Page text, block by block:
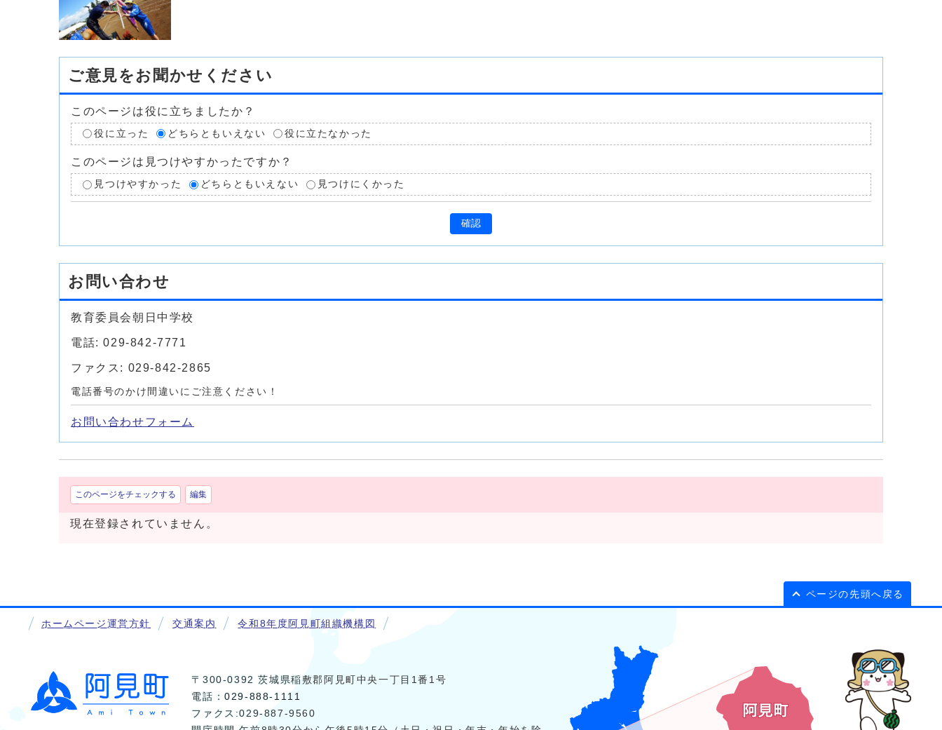
ご意見をお聞かせください
このページは役に立ちましたか？
役に立った どちらともいえない 役に立たなかった
このページは見つけやすかったですか？
見つけやすかった どちらともいえない 見つけにくかった
確認
お問い合わせ
教育委員会朝日中学校
電話: 029-842-7771
ファクス: 029-842-2865
電話番号のかけ間違いにご注意ください！
お問い合わせフォーム
このページをチェックする 編集
現在登録されていません。
ページの先頭へ戻る
ホームページ運営方針 交通案内 令和8年度阿見町組織機構図
〒300-0392 茨城県稲敷郡阿見町中央一丁目1番1号
電話：029-888-1111
ファクス:029-887-9560